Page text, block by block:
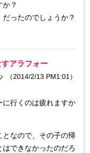
？
ったのでしょうか？
アラフォー
（2014/2/13 PM1:01）
に行くのは疲れますか
となので、その子の帰
できなかったのだろ